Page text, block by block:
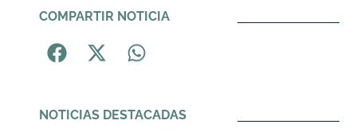
COMPARTIR NOTICIA
NOTICIAS DESTACADAS